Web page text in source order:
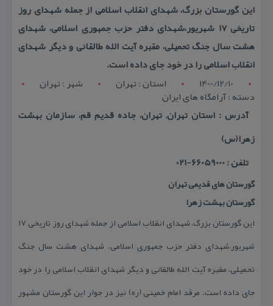
این گورستان بزرگ، شهدای انقلاب اسلامی از جمله شهدای روز
تاریخی ۱۷ شهریور،شهدای دفتر حزب جمهوری اسلامی، شهدای
هشت سال جنگ تحمیلی، مقبره آیت الله طالقانی و دیگر شهدای
انقلاب اسلامی را در خود جای داده است.
1400/12/10
استان : تهران شهر : تهران
دسته : آرامگاه های ایران
آدرس : استان تهران, تهران، جاده قدیم قم، سازمان بهشت
زهرا(س)
تلفن : 66059000-021
گورستان های قدیمی تهران
گورستان بهشت زهرا
این گورستان بزرگ، شهدای انقلاب اسلامی از جمله شهدای روز تاریخی ۱۷
شهریور،شهدای دفتر حزب جمهوری اسلامی، شهدای هشت سال جنگ
تحمیلی، مقبره آیت الله طالقانی و دیگر شهدای انقلاب اسلامی را در خود
جای داده است. مرقد امام خمینی (ره) نیز در جوار این گورستان مشهور